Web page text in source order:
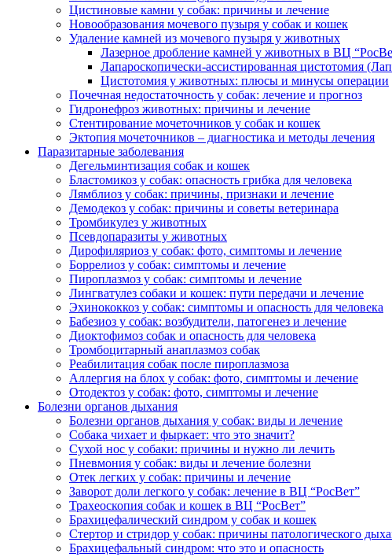
Цистиновые камни у собак: причины и лечение
Новообразования мочевого пузыря у собак и кошек
Удаление камней из мочевого пузыря у животных
Лазерное дробление камней у животных в ВЦ
Лапароскопически-ассистированная цистотомия
Цистотомия у животных: плюсы и минусы операции
Почечная недостаточность у собак: лечение и прогноз
Гидронефроз животных: причины и лечение
Стентирование мочеточников у собак и кошек
Эктопия мочеточников – диагностика и методы лечения
Паразитарные заболевания
Дегельминтизация собак и кошек
Бластомикоз у собак: опасность грибка для человека
Лямблиоз у собак: причины, признаки и лечение
Демодекоз у собак: причины и советы ветеринара
Тромбикулез у животных
Псевдопаразиты у животных
Дирофиляриоз у собак: фото, симптомы и лечение
Боррелиоз у собак: симптомы и лечение
Пироплазмоз у собак: симптомы и лечение
Лингватулез собаки и кошек: пути передачи и лечение
Эхинококкоз у собак: симптомы и опасность для человека
Бабезиоз у собак: возбудители, патогенез и лечение
Диоктофимоз собак и опасность для человека
Тромбоцитарный анаплазмоз собак
Реабилитация собак после пироплазмоза
Аллергия на блох у собак: фото, симптомы и лечение
Отодектоз у собак: фото, симптомы и лечение
Болезни органов дыхания
Болезни органов дыхания у собак: виды и лечение
Собака чихает и фыркает: что это значит?
Сухой нос у собаки: причины и нужно ли лечить
Пневмония у собак: виды и лечение болезни
Отек легких у собак: причины и лечение
Заворот доли легкого у собак: лечение в ВЦ “РосВет”
Трахеоскопия собак и кошек в ВЦ “РосВет”
Брахицефалический синдром у собак и кошек
Стертор и стридор у собак: причины патологического
Брахицефальный синдром: что это и опасность